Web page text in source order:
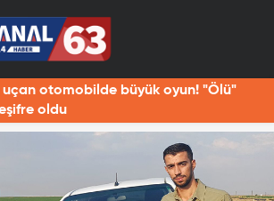
uçan otomobilde büyük oyun! "Ölü"
oldu